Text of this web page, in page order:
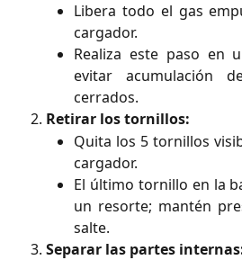
Libera todo el gas
cargador.
Realiza este paso en
evitar acumulación
cerrados.
Retirar los tornillos:
Quita los 5 tornillos
cargador.
El último tornillo en la
un resorte; mantén
salte.
Separar las partes